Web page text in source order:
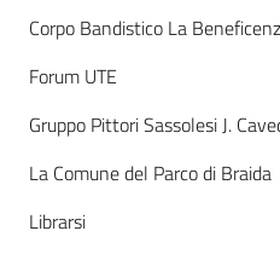
a
s
u
l
o
Corpo Bandistico La
Forum UTE
Gruppo Pittori Sassolesi J.
La Comune del Parco di Braida
Librarsi